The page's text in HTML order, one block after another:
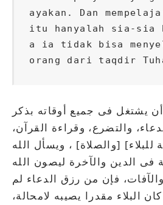
ayakan. Dan
itu hanyalah sia-sia
a ia tidak bisa
orang dari taqdir
يشتغل فى جميع أوقاته بذكر
والتضرع، وقراءة القرآن،
للبلاء] [والصلاة] ، ويسأل الله
فى الدين والآخرة ليصون الله
والآفات، فإن من رزق الدعاء لم
البلاء مقدرا يصيبه لامحالة،